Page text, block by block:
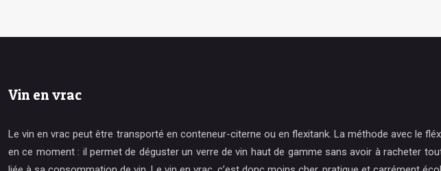
Vin en vrac
Le vin en vrac peut être transporté en conteneur-citerne ou en flexitank. La méthode avec le
en ce moment : il permet de déguster un verre de vin haut de gamme sans avoir à racheter